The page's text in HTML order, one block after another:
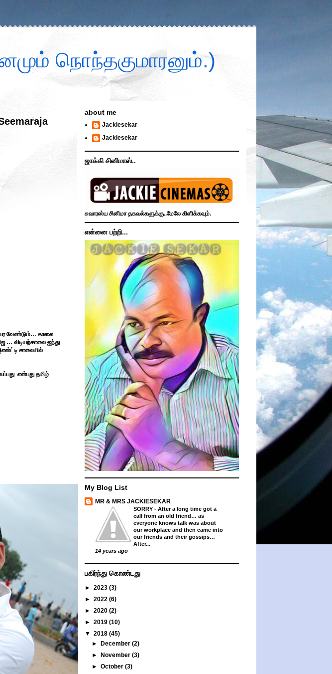
நொந்தகுமாரனும்.)
வர வேண்டும்… காலை
… விடியற்காலை ஐந்து
சாலையில்
என்பது தமிழ்
about me
Jackiesekar
Jackiesekar
ஜாக்கி சினிமாஸ்..
சுவாரஸ்ய சினிமா தகவல்களுக்கு..மேலே கிளிக்கவும்.
என்னை பற்றி...
My Blog List
MR & MRS JACKIESEKAR
SORRY - After a long time got a
call from an old friend… as
everyone knows talk was about
our workplace and then came into
our friends and their gossips…
After...
14 years ago
பகிர்ந்து கொண்டது
► 2023 (3)
► 2022 (6)
► 2020 (2)
► 2019 (10)
▼ 2018 (45)
►
December(2)
►
November(3)
►October(3)